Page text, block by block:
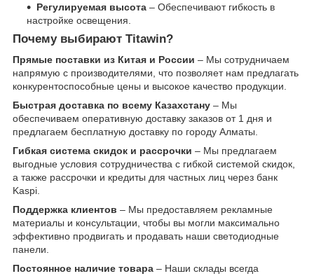
Регулируемая высота – Обеспечивают гибкость в
настройке освещения.
Почему выбирают Titawin?
Прямые поставки из Китая и России – Мы сотрудничаем
напрямую с производителями, что позволяет нам предлагать
конкурентоспособные цены и высокое качество продукции.
Быстрая доставка по всему Казахстану – Мы
обеспечиваем оперативную доставку заказов от 1 дня и
предлагаем бесплатную доставку по городу Алматы.
Гибкая система скидок и рассрочки – Мы предлагаем
выгодные условия сотрудничества с гибкой системой скидок,
а также рассрочки и кредиты для частных лиц через банк
Kaspi.
Поддержка клиентов – Мы предоставляем рекламные
материалы и консультации, чтобы вы могли максимально
эффективно продвигать и продавать наши светодиодные
панели.
Постоянное наличие товара – Наши склады всегда